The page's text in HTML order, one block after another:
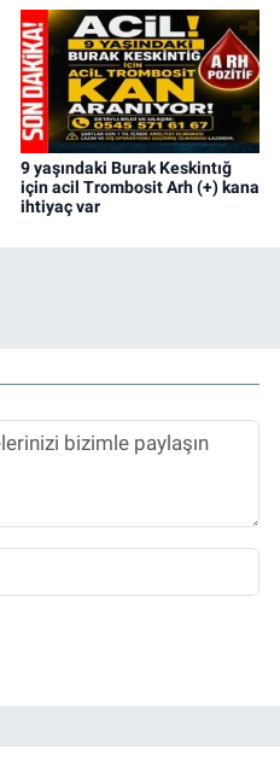
9 yaşındaki Burak Keskintığ
için acil Trombosit Arh (+) kana
ihtiyaç var